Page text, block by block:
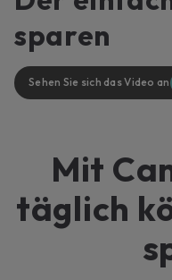
sparen
Sehen Sie sich das Video an
Mit
täglich